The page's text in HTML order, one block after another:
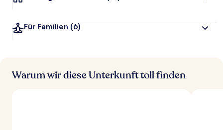
Für Familien (6)
Warum wir diese Unterkunft toll finden